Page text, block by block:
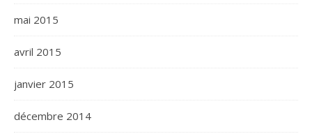
mai 2015
avril 2015
janvier 2015
décembre 2014